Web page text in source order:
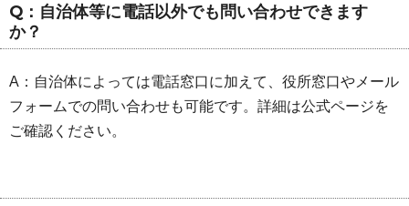
Q：自治体等に電話以外でも問い合わせできます
か？
A：自治体によっては電話窓口に加えて、役所窓口やメール
フォームでの問い合わせも可能です。詳細は公式ページを
ご確認ください。